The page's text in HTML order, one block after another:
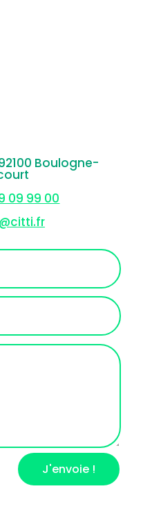
Boulogne-
09 99 00
J'envoie !